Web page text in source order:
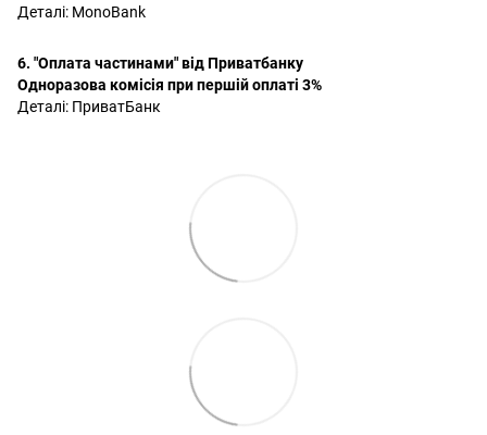
Деталі: MonoBank
6. "Оплата частинами" від Приватбанку
Одноразова комісія при першій оплаті 3%
Деталі: ПриватБанк